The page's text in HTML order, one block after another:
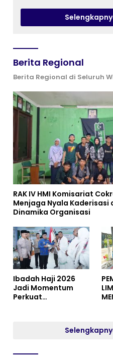
Water
Drone
Berita Regional
Berita Regional di Seluruh
RAK IV HMI Komisariat
Menjaga Nyala Kaderisasi
Dinamika Organisasi
Ibadah Haji 2026
Jadi Momentum
Perkuat